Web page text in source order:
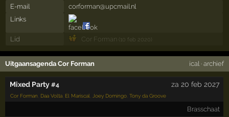
E-mail
corforman@upcmail.nl
Links
Lid Cor Forman (10 feb 2020)
Uitgaansagenda Cor Forman ical· archief
Mixed Party #4 za 20 feb 2027
Cor Forman Daa Volta El Mariscal Joey Domingo ,Tony da Groove
Brasschaat